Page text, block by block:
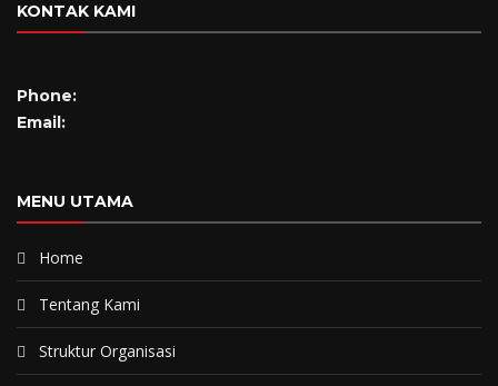
KONTAK KAMI
Phone:
Email:
MENU UTAMA
Home
Tentang Kami
Struktur Organisasi